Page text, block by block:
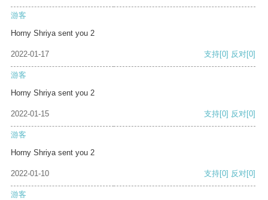
游客
Horny Shriya sent you 2
2022-01-17 支持[0] 反对[0]
游客
Horny Shriya sent you 2
2022-01-15 支持[0] 反对[0]
游客
Horny Shriya sent you 2
2022-01-10 支持[0] 反对[0]
游客